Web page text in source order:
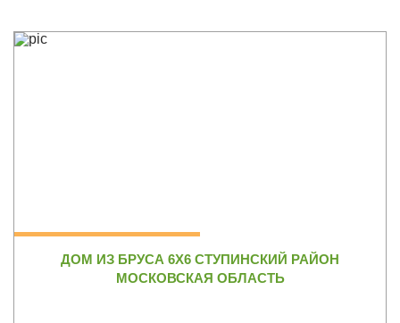
ДОМ ИЗ БРУСА 6Х6 СТУПИНСКИЙ РАЙОН
МОСКОВСКАЯ ОБЛАСТЬ